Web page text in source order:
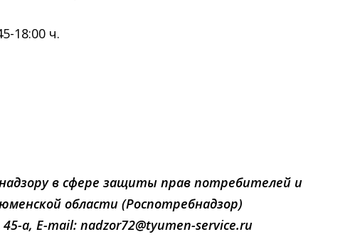
18:00 ч.
в сфере защиты прав потребителей и
области (Роспотребнадзор)
а, E-mail: nadzor72@tyumen-service.ru